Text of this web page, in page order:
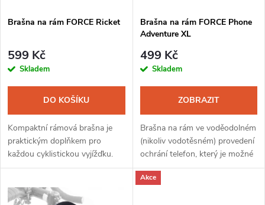
p
r
o
d
u
k
s
p
r
d
u
k
Brašna na rám FORCE Ricket
599 Kč
Skladem
DO KOŠÍKU
Kompaktní rámová brašna je
praktickým doplňkem pro
každou cyklistickou vyjížďku.
Díky lepené konstrukci a
materiálu spolehlivě ochrání
Brašna na rám FORCE Phone
Adventure XL
499 Kč
Skladem
ZOBRAZIT
Brašna na rám ve voděodolném
(nikoliv vodotěsném) provedení
ochrání telefon, který je možné
přes průhlednou slídu i ovládat.
Je vyrobena z odolného
Akce